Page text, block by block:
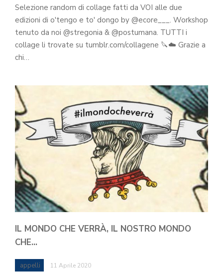
Selezione random di collage fatti da VOI alle due
edizioni di o'tengo e to' dongo by @ecore___. Workshop
tenuto da noi @stregonia & @postumana. TUTTI i
collage li trovate su tumblr.com/collagene 🔪☁️ Grazie a
chi…
IL MONDO CHE VERRÀ, IL NOSTRO MONDO
CHE…
appelli 11 Aprile 2020